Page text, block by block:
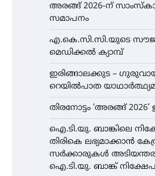
അരങ്ങ് 2026-ന്
സമാപനം
എ.കെ.സി.സി.യുടെ
മെഡിക്കൽ ക്യാമ്പ്
ഇരിങ്ങാലക്കുട –
റെയിൽപാത
തിരനോട്ടം ‘അരങ്ങ്
ഐ.ടി.യു. ബാങ്കിലെ
തിരികെ ലഭ്യമാക്കാൻ
സർക്കാരുകൾ
ഐ.ടി.യു. ബാങ്ക്